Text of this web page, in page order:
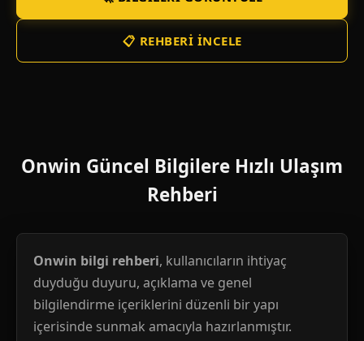
📋 REHBERI İNCELE
Onwin Güncel Bilgilere Hızlı Ulaşım
Rehberi
Onwin bilgi rehberi, kullanıcıların ihtiyaç
duyduğu duyuru, açıklama ve genel
bilgilendirme içeriklerini düzenli bir yapı
içerisinde sunmak amacıyla hazırlanmıştır.